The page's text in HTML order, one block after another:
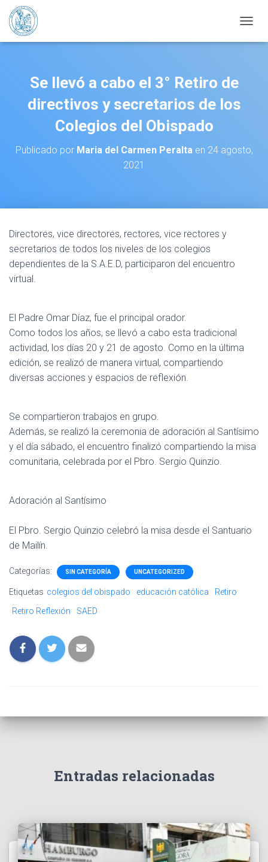
Se llevó a cabo el 3° Retiro de
directivos y secretarios de los
Colegios del Obispado
Publicado por Maria del Carmen Peraltaen 24 agosto,
2021
Directores, vice directores, rectores, vice rectores y
secretarios de todos los niveles de los colegios
dependientes de la S.A.E.D, participaron del encuentro
virtual.
El Padre Omar Díaz, fue el principal orador.
Como todos los años, se llevó a cabo esta tradicional
actividad, los días 20 y 21 de agosto. Como en la última
edición, se realizó de manera virtual, compartiendo
diversas acciones y espacios de reflexión.
Se compartieron trabajos en grupo.
Además, se realizó la ceremonia de adoración al Santísimo
y el día sábado, el encuentro finalizó compartiendo la misa
comunitaria, celebrada por el Pbro. Sergio Quinzio.
Adoración al Santísimo
El Pbro. Sergio Quinzio celebró la misa desde el Santuario
de Mailín.
Categorías: SIN CATEGORÍA UNCATEGORIZED
Etiquetas colegios del obispado educación católica
Retiro
Retiro Reflexión
SAED
Entradas relacionadas